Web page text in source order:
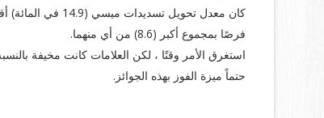
فرصًا بمجموع أكبر (8.6) من أي منهما.
استغرق الأمر وقتًا ، لكن العلامات كانت مخيفة
حتماً ميزة الفوز بهذه الجوائز.